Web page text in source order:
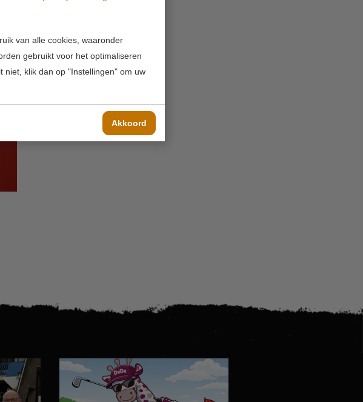
van alle cookies, waaronder
gebruikt voor het optimaliseren
niet, klik dan op "Instellingen" om uw
Akkoord